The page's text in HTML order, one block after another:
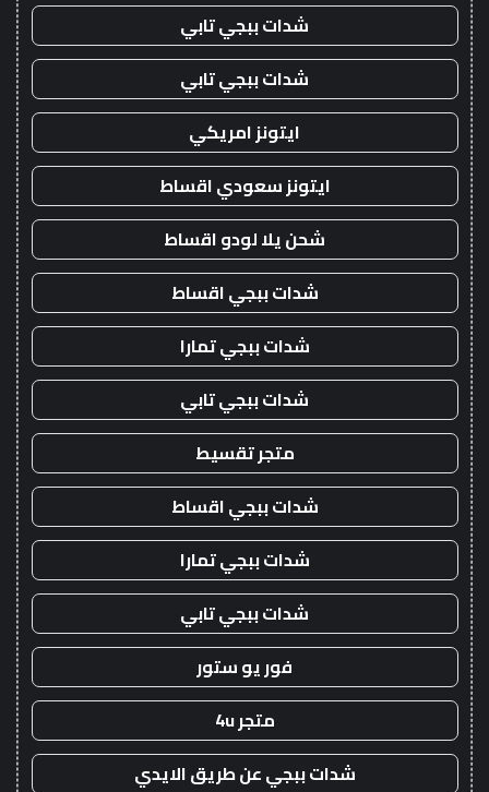
شدات ببجي تابي
شدات ببجي تابي
ايتونز امريكي
ايتونز سعودي اقساط
شحن يلا لودو اقساط
شدات ببجي اقساط
شدات ببجي تمارا
شدات ببجي تابي
متجر تقسيط
شدات ببجي اقساط
شدات ببجي تمارا
شدات ببجي تابي
فور يو ستور
متجر 4u
شدات ببجي عن طريق الايدي